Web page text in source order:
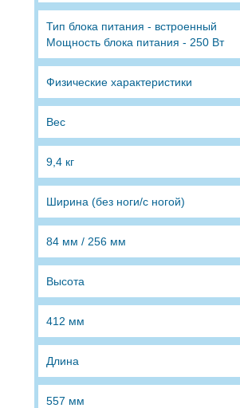
Тип блока питания - встроенный
Мощность блока питания - 250 Вт
Физические характеристики
Вес
9,4 кг
Ширина (без ноги/с ногой)
84 мм / 256 мм
Высота
412 мм
Длина
557 мм